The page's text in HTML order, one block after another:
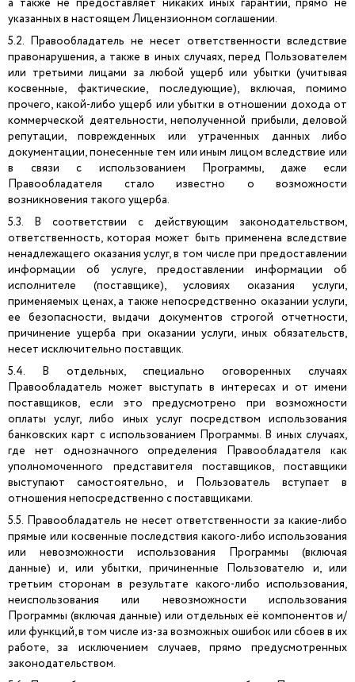
указанных в настоящем Лицензионном соглашении.
5.2. Правообладатель не несет ответственности вследствие
правонарушения, а также в иных случаях, перед Пользователем
или третьими лицами за любой ущерб или убытки (учитывая
косвенные, фактические, последующие), включая, помимо
прочего, какой-либо ущерб или убытки в отношении дохода от
коммерческой деятельности, неполученной прибыли, деловой
репутации, поврежденных или утраченных данных либо
документации, понесенные тем или иным лицом вследствие или
в связи с использованием Программы, даже если
Правообладателя стало известно о возможности
возникновения такого ущерба.
5.3. В соответствии с действующим законодательством,
ответственность, которая может быть применена вследствие
ненадлежащего оказания услуг, в том числе при предоставлении
информации об услуге, предоставлении информации об
исполнителе (поставщике), условиях оказания услуги,
применяемых ценах, а также непосредственно оказании услуги,
ее безопасности, выдачи документов строгой отчетности,
причинение ущерба при оказании услуги, иных обязательств,
несет исключительно поставщик.
5.4. В отдельных, специально оговоренных случаях
Правообладатель может выступать в интересах и от имени
поставщиков, если это предусмотрено при возможности
оплаты услуг, либо иных услуг посредством использования
банковских карт с использованием Программы. В иных случаях,
где нет однозначного определения Правообладателя как
уполномоченного представителя поставщиков, поставщики
выступают самостоятельно, и Пользователь вступает в
отношения непосредственно с поставщиками.
5.5. Правообладатель не несет ответственности за какие-либо
прямые или косвенные последствия какого-либо использования
или невозможности использования Программы (включая
данные) и, или убытки, причиненные Пользователю и, или
третьим сторонам в результате какого-либо использования,
неиспользования или невозможности использования
Программы (включая данные) или отдельных её компонентов и/
или функций, в том числе из-за возможных ошибок или сбоев в их
работе, за исключением случаев, прямо предусмотренных
законодательством.